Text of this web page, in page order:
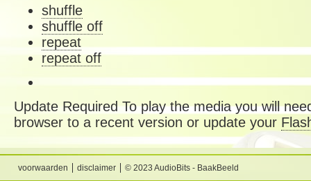
shuffle
shuffle off
repeat
repeat off
Update RequiredTo play the media you will
browser to a recent version or update your
voorwaarden disclaimer © 2023 AudioBits - BaakBeeld